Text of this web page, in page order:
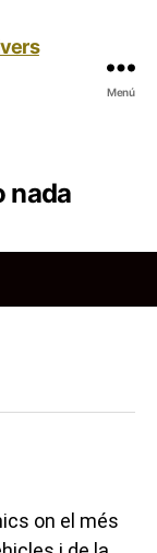
Menú
nada
on el més